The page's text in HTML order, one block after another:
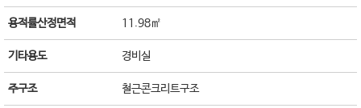
용적률산정면적 11.98㎡
기타용도 경비실
주구조 철근콘크리트구조